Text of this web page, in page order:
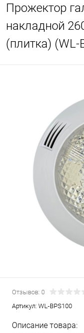
Прожектор
накладной
(плитка) (WL-
Отзывов: 0
Артикул: WL-BPS100
Описание товара: